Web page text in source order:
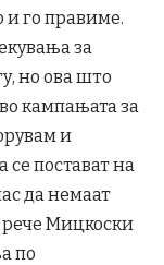
и го правиме.
за
но ова што
кампањата за
и
се постават на
да немаат
Мицкоски
по